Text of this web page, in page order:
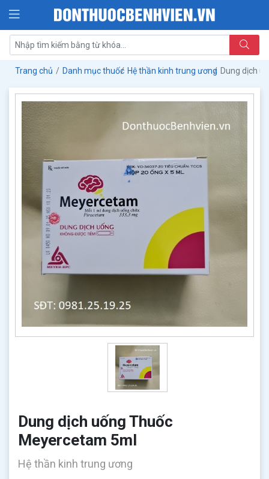
Trang chủ Danh mục thuốc Hệ thần kinh trung ương Dung dịch
Dung dịch uống Thuốc
Meyercetam 5ml
Hệ thần kinh trung ương